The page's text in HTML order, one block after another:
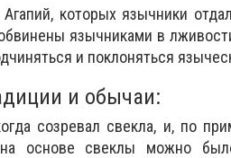
которых язычники
язычниками в
и поклоняться
и обычаи:
созревал свекла, и, по
основе свеклы можно